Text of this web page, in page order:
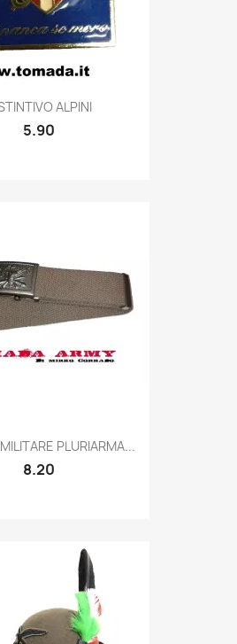
Quick view
ALPINI
5.90
Quick viewPLURIARMA...
8.20